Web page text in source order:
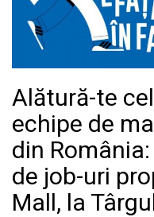
Alătură-te
echipe de
din
de job-uri
Mall, la